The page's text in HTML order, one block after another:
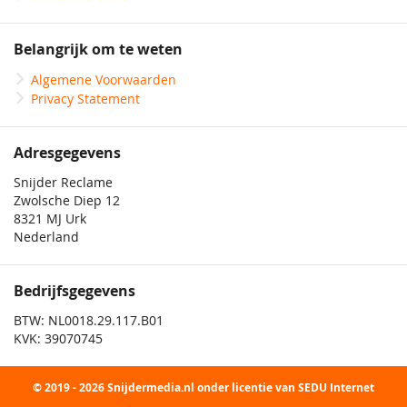
Belangrijk om te weten
Algemene Voorwaarden
Privacy Statement
Adresgegevens
Snijder Reclame
Zwolsche Diep 12
8321 MJ Urk
Nederland
Bedrijfsgegevens
BTW: NL0018.29.117.B01
KVK: 39070745
© 2019 - 2026 Snijdermedia.nl onder licentie van SEDU Internet